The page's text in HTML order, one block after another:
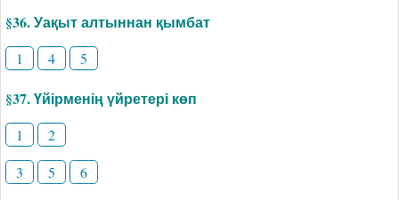
§36. Уақыт алтыннан қымбат
1 4 5
§37. Үйірменің үйретері көп
1
2
3
5 6